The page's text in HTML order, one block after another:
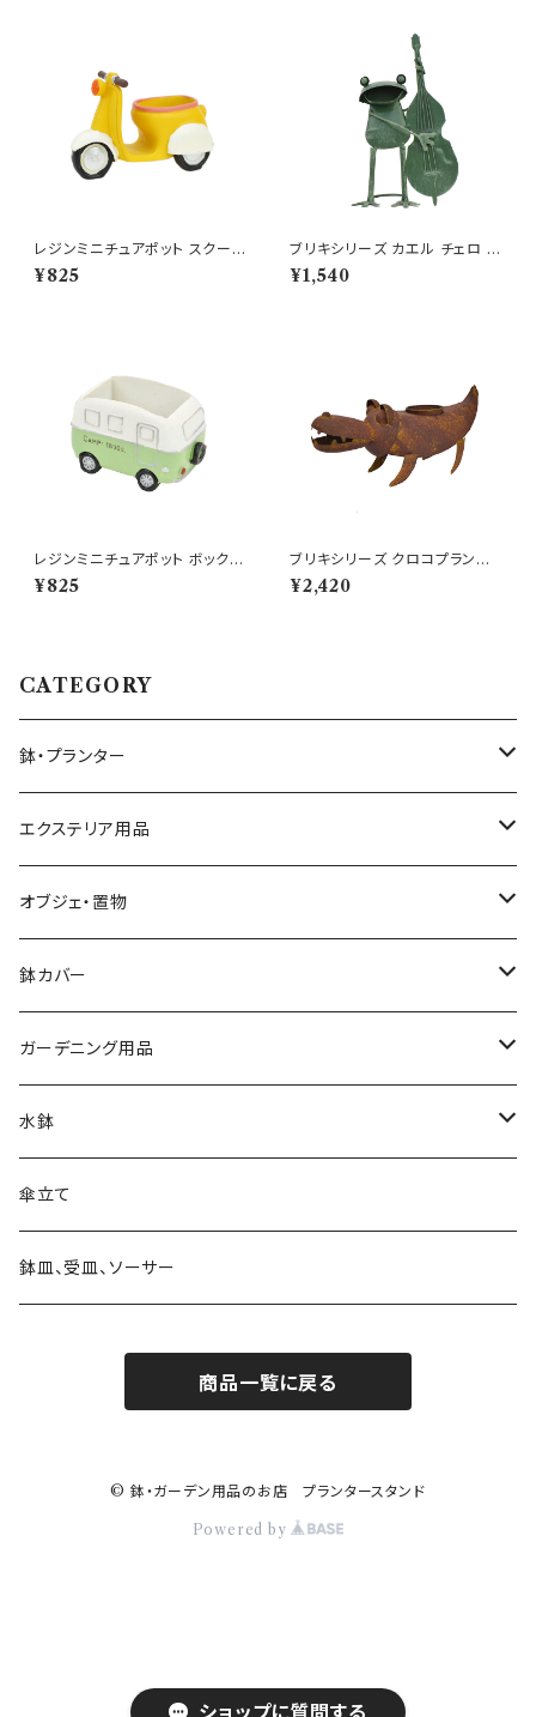
ショップに質問する
レジンミニチュアポット スクータ
ープランター YE バイク
¥825
ブリキシリーズ カエル チェロ ブ
リキ ガーデニング 置物
¥1,540
レジンミニチュアポット ボックス
カー ポット GR 車 鉢
¥825
ブリキシリーズ クロコプランタ
ー 爬虫類 置物 わに ワニ
¥2,420
CATEGORY
鉢・プランター
大きさ ミニ鉢 5号以下
大きさ 中鉢 6号～8号
大きさ 大鉢 9号以上
素材 テラコッタ
素材 セメント・ファイバー
素材 ブリキ
素材 陶器
素材 プラスティック
エクステリア用品
プランタースタンド・花台
椅子・チェア型
自転車・三輪車型
ガーデンフェンス・柵
ウォールデコ・壁掛け
素材 アイアン・鉄製
素材 ウッド・木製
ピック・トレリス
素材 アイアン・鉄製
素材 ウッド・木製
サインボード・スタンド
ハンギングベル
オブジェ・置物
動物・アニマル
キャラクター
素材 レジン樹脂
素材 セメント
素材 アイアン・鉄製
素材 ブリキ
鉢カバー
大きさ 5号以下
大きさ 6～8号
大きさ 9号以上
かご・バスケットの鉢カバー
ガーデニング用品
ガーデンバスケット ハーベストバスケット
蚊遣り 蚊取り線香ホルダー
日よけ帽子・グローブ
水鉢
陶器
ガラス
傘立て
鉢皿、受皿、ソーサー
商品一覧に戻る
© 鉢・ガーデン用品のお店 プランタースタンド
Powered by